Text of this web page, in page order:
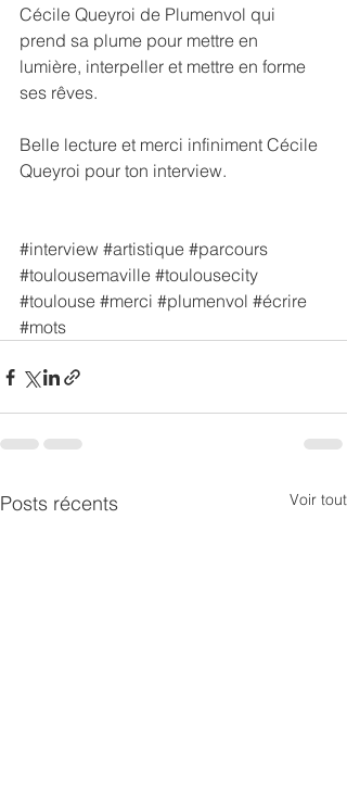
Cécile Queyroi de Plumenvol qui
prend sa plume pour mettre en
lumière, interpeller et mettre en forme
ses rêves.
Belle lecture et merci infiniment Cécile
Queyroi pour ton interview.
#interview #artistique #parcours
#toulousemaville #toulousecity
#toulouse #merci #plumenvol #écrire
#mots
Posts récents Voir tout